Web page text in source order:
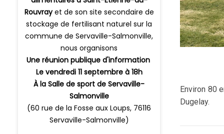
Environ 80
Dugelay.